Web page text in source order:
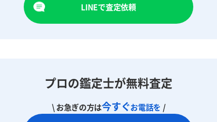
LINEで査定依頼
プロの鑑定士が無料査定
\ お急ぎの方は今すぐお電話を /